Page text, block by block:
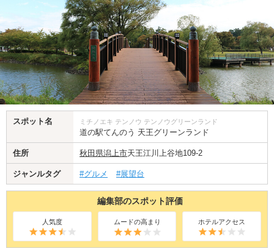
スポット名 ミチノエキ テンノウ テンノウグリーンランド
道の駅てんのう 天王グリーンランド
住所 秋田県潟上市天王江川上谷地109-2
ジャンルタグ #グルメ #展望台
編集部のスポット評価
人気度 ムードの高まり ホテルアクセス